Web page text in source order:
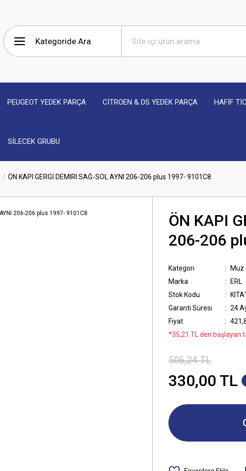
PEUGEOT YEDEK PARÇA CİTROEN & DS YEDEK PARÇA HAFİF
SİLECEK GRUBU
ÖN KAPI GERGİ DEMIRI SAĞ-SOL AYNI 206-206 plus 1997- 9101C8
ÖN KAPI
206-206
Kategori
Muz
Marka
ERL
Stok Kodu
Garanti Süresi
24
Fiyat
*35,21 TL den başlayan
506,24 TL
330,00 TL